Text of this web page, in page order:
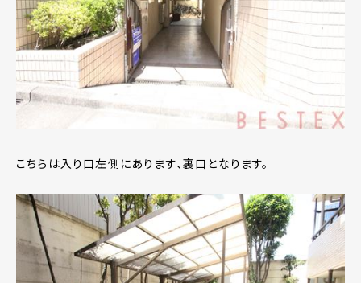
こちらは入り口左側にあります、裏口となります。